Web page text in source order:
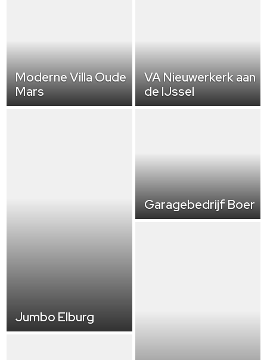
Moderne Villa Oude
Mars
VA Nieuwerkerk aan
de IJssel
Jumbo Elburg
Garagebedrijf Boer